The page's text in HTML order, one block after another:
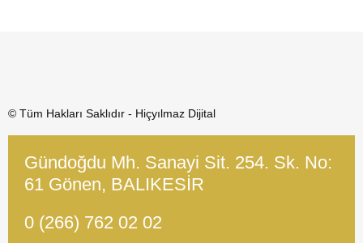
© Tüm Hakları Saklıdır - Hiçyılmaz Dijital
Gündoğdu Mh. Sanayi Sit. 254. Sk. No:
61 Gönen, BALIKESİR
0 (266) 762 02 02